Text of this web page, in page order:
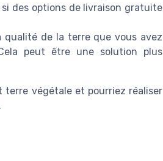
des options de livraison gratuite
qualité de la terre que vous avez
peut être une solution plus
terre végétale et pourriez réaliser